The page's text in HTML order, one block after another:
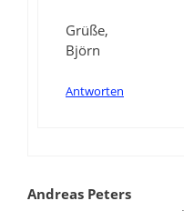
Grüße,
Björn
Antworten
Andreas Peters